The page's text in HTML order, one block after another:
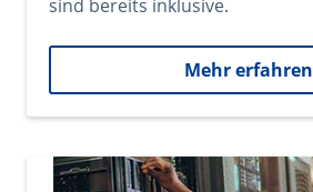
sind bereits inklusive.
Mehr erfahren